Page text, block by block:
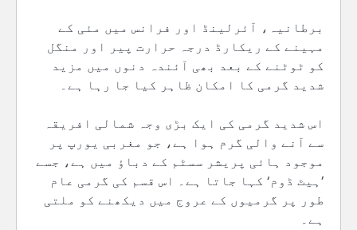
برطانیہ، آئرلینڈ اور فرانس میں مئی کے
مہینے کے ریکارڈ درجہ حرارت پیر اور منگل
کو ٹوٹنے کے بعد بھی آئندہ دنوں میں مزید
شدید گرمی کا امکان ظاہر کیا جا رہا ہے۔
اس شدید گرمی کی ایک بڑی وجہ شمالی افریقہ
سے آنے والی گرم ہوا ہے، جو مغربی یورپ پر
موجود ہائی پریشر سسٹم کے دباؤ میں ہے، جسے
’ہیٹ ڈوم‘ کہا جاتا ہے۔ اس قسم کی گرمی عام
طور پر گرمیوں کے عروج میں دیکھنے کو ملتی
ہے۔